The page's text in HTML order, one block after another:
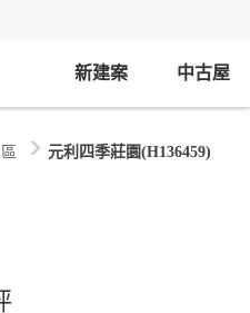
新建案 中古屋
元利四季莊園(H136459)